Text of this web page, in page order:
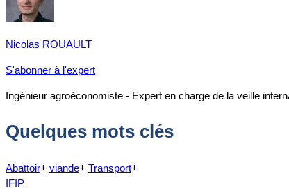
Nicolas ROUAULT
S'abonner à l'expert
Ingénieur agroéconomiste - Expert en charge de la veille
Quelques mots clés
Abattoir+ viande+ Transport+
IFIP